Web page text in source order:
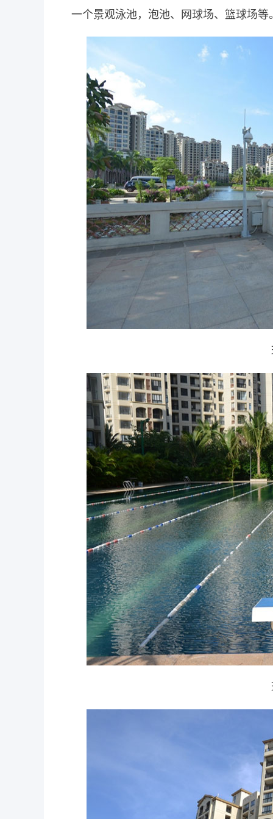
一个景观泳池，泡池、网球场、篮球场等